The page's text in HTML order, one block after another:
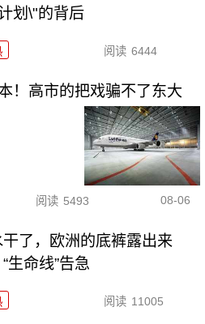
划\"的背后
阅读 6444
！高市的把戏骗不了东大
阅读 5493 08-06
了，欧洲的底裤露出来
生命线”告急
阅读 11005